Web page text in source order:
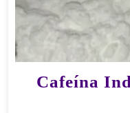
Cafeína